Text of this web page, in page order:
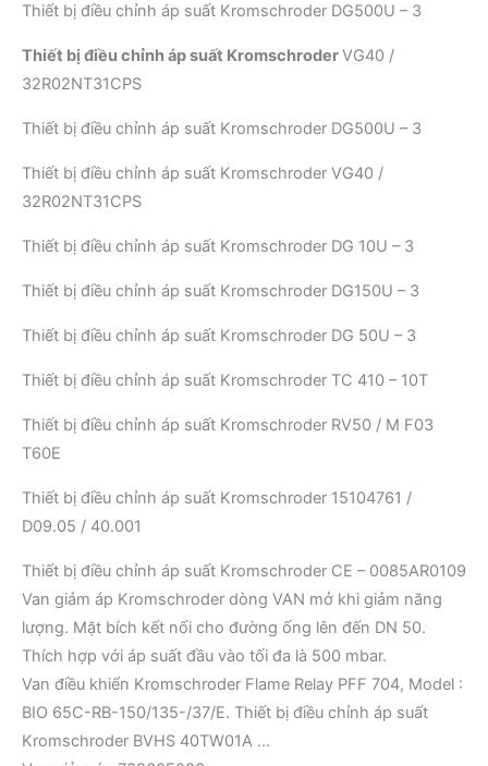
Thiết bị điều chỉnh áp suất Kromschroder DG500U – 3
Thiết bị điều chỉnh áp suất KromschroderVG40 /
32R02NT31CPS
Thiết bị điều chỉnh áp suất Kromschroder DG500U – 3
Thiết bị điều chỉnh áp suất Kromschroder VG40 /
32R02NT31CPS
Thiết bị điều chỉnh áp suất Kromschroder DG 10U – 3
Thiết bị điều chỉnh áp suất Kromschroder DG150U – 3
Thiết bị điều chỉnh áp suất Kromschroder DG 50U – 3
Thiết bị điều chỉnh áp suất Kromschroder TC 410 – 10T
Thiết bị điều chỉnh áp suất Kromschroder RV50 / M F03
T60E
Thiết bị điều chỉnh áp suất Kromschroder 15104761 /
D09.05 / 40.001
Thiết bị điều chỉnh áp suất Kromschroder CE – 0085AR0109
Van giảm áp Kromschroder dòng VAN mở khi giảm năng
lượng. Mặt bích kết nối cho đường ống lên đến DN 50.
Thích hợp với áp suất đầu vào tối đa là 500 mbar.
Van điều khiển Kromschroder Flame Relay PFF 704, Model :
BIO 65C-RB-150/135-/37/E. Thiết bị điều chỉnh áp suất
Kromschroder BVHS 40TW01A …